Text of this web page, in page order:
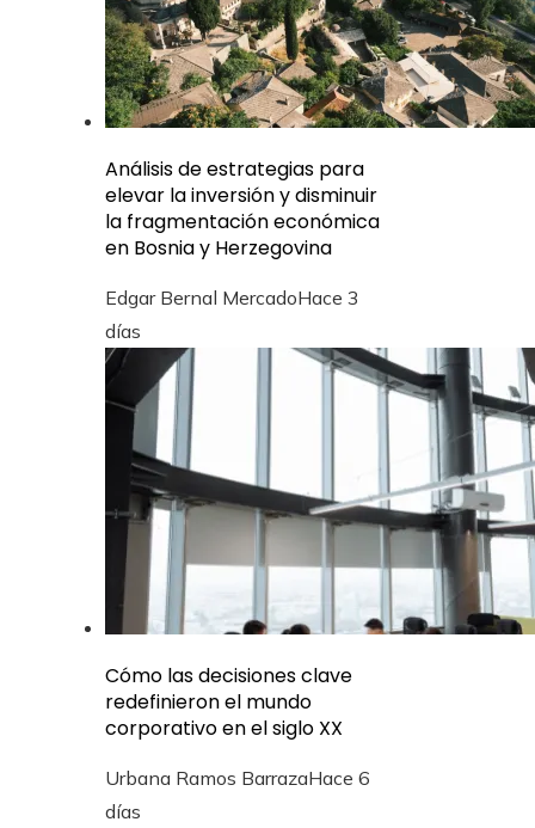
Análisis de estrategias para
elevar la inversión y disminuir
la fragmentación económica
en Bosnia y Herzegovina
Edgar Bernal MercadoHace 3
días
Cómo las decisiones clave
redefinieron el mundo
corporativo en el siglo XX
Urbana Ramos BarrazaHace 6
días